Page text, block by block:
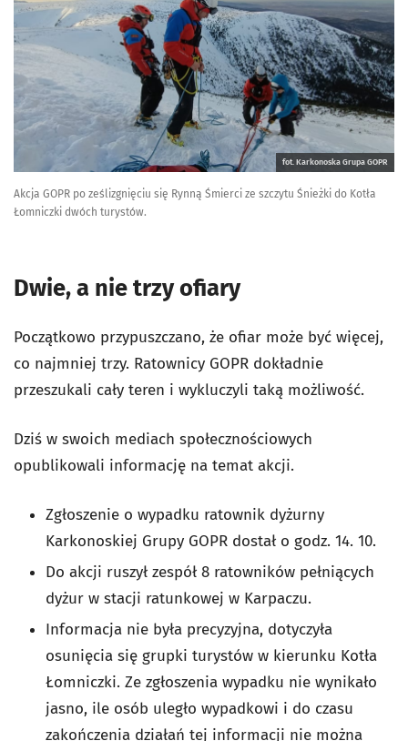
fot. Karkonoska Grupa GOPR
Akcja GOPR po ześlizgnięciu się Rynną Śmierci ze szczytu Śnieżki do Kotła
Łomniczki dwóch turystów.
Dwie, a nie trzy ofiary
Początkowo przypuszczano, że ofiar może być więcej,
co najmniej trzy. Ratownicy GOPR dokładnie
przeszukali cały teren i wykluczyli taką możliwość.
Dziś w swoich mediach społecznościowych
opublikowali informację na temat akcji.
Zgłoszenie o wypadku ratownik dyżurny
Karkonoskiej Grupy GOPR dostał o godz. 14. 10.
Do akcji ruszył zespół 8 ratowników pełniących
dyżur w stacji ratunkowej w Karpaczu.
Informacja nie była precyzyjna, dotyczyła
osunięcia się grupki turystów w kierunku Kotła
Łomniczki. Ze zgłoszenia wypadku nie wynikało
jasno, ile osób uległo wypadkowi i do czasu
zakończenia działań tej informacji nie można